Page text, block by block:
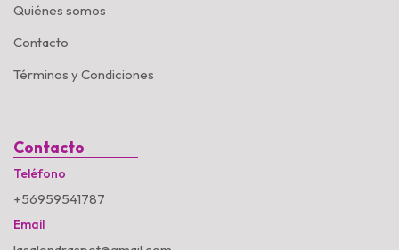
Quiénes somos
Contacto
Términos y Condiciones
Contacto
Teléfono
+56959541787
Email